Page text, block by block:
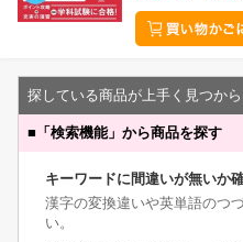
探している商品が上手く見つか
■ 「検索機能」から商品を探す
キーワードに間違いが無いか
漢字の変換違いや英単語のつ
い。